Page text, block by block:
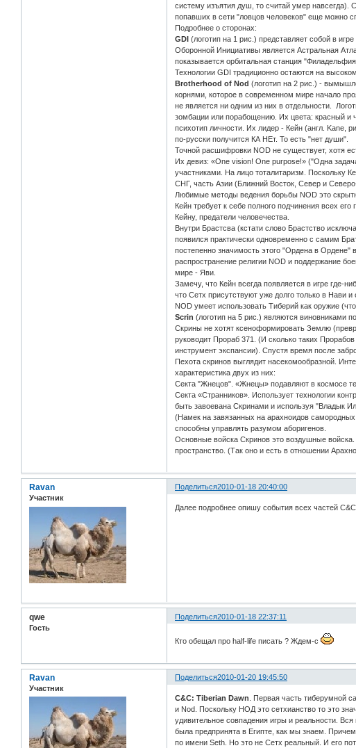
систему изъятия душ, то считай умер навсегда).
попавших в сети "ловцов человеков" еще можно
Подробнее о сторонах:
GDI (логотип на 1 рис.) представляет собой в
Оборонной Инициативы является Астральная
показывается орбитальная станция
Технологии GDI традиционно остаются на
Brotherhood of Nod (логотип на 2 рис.) -
корнями, которое в современном мире начало
не является ни одним из них в отдельности.
зомбации или порабощению. Их цвета: красный и
психотип личности. Их лидер - Кейн (англ. Kane,
по-русски получится КА НЕт. То есть "нет души".
Точной расшифровки NOD не существует, хотя
Их девиз: «One vision! One purpose!» ("Одна
участниками. На лицо тоталитаризм. Поскольку
СНГ, часть Азии (Ближний Восток, Север и
Любимые методы ведения борьбы NOD это
Кейн требует к себе полного подчинения всех
Кейну, предатели человечества.
Внутри Брастсва (кстати слово Брастство
появился практически одновременно с самим
постепенно значимость этого "Ордена в
распространение религии NOD и поддержание
мире - Яви.
Замечу, что Кейн всегда появляется в игре где-
что Сетх присутствуют уже долго только в Нави
NOD умеет использовать Тиберий как оружие
Scrin (логотип на 5 рис.) являются виновниками
Скрины не хотят ксеноформировать Землю
руководит Прораб 371. (И сколько таких
инструмент экспансии). Спустя время после
Пехота скринов выглядит насекомообразной.
характеристика двух из них:
Секта "Жнецов". «Жнецы» подавляют в космосе
Секта «Странников». Использует технологии
быть завоевана Скринами и используя "Владык
(Намек на завязанных на арахноидов
способны управлять разумом аборигенов.
Основные войска Скринов это воздушные
пространство. (Так оно и есть в отношении
Поделиться2010-01-18 20:40:00
Ravan
Участник
Далее подробнее опишу события всех частей C&C.
Поделиться2010-01-18 22:37:11
qwe
Гость
Кто обещал про half-life писать ? Ждем-с
Поделиться2010-01-20 19:45:50
Ravan
Участник
C&C: Tiberian Dawn . Первая часть тиберумной
и Nod. Поскольку НОД это сетхианство то это
удивительное совпадения игры и реальности.
была предпринята в Египте, как мы знаем.
по имени Seth. Но это не Сетх реальный. И его